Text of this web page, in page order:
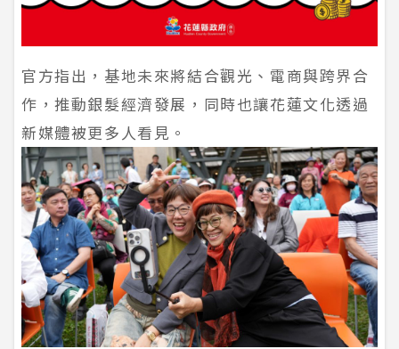
官方指出，基地未來將結合觀光、電商與跨界合
作，推動銀髮經濟發展，同時也讓花蓮文化透過
新媒體被更多人看見。